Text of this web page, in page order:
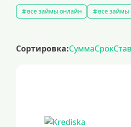
все займы онлайн все займы
рефинансирование займов
Сортировка:СуммаСрок